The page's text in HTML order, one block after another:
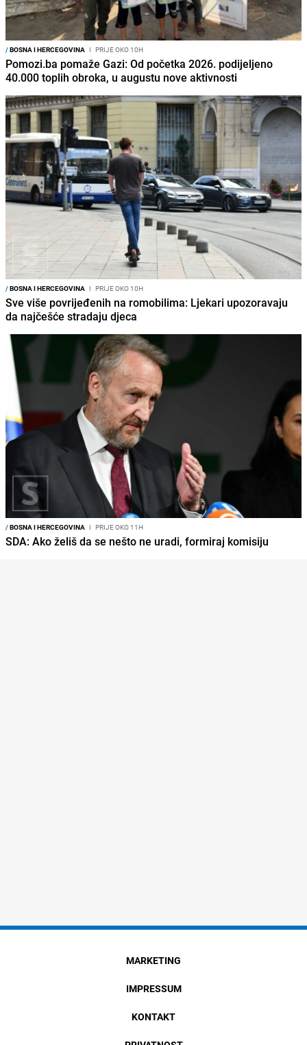
/BOSNA I HERCEGOVINA I PRIJE OKO 10H
Pomozi.ba pomaže Gazi: Od početka 2026. podijeljeno
40.000 toplih obroka, u augustu nove aktivnosti
/BOSNA I HERCEGOVINA I PRIJE OKO 10H
Sve više povrijeđenih na romobilima: Ljekari upozoravaju
da najčešće stradaju djeca
/BOSNA I HERCEGOVINA I PRIJE OKO 11H
SDA: Ako želiš da se nešto ne uradi, formiraj komisiju
MARKETING
IMPRESSUM
KONTAKT